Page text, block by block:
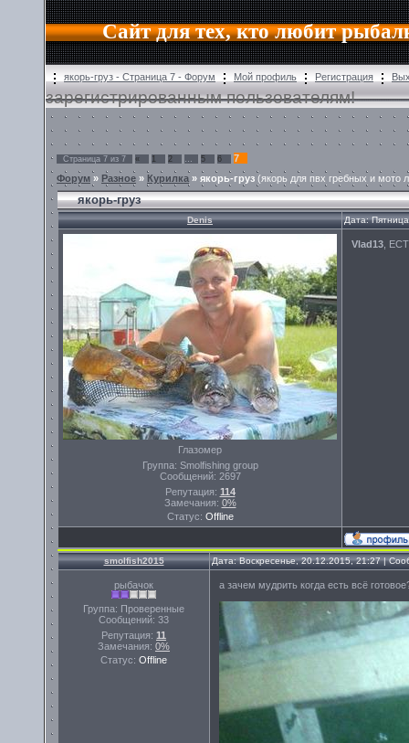
Сайт для тех, кто любит
якорь-груз - Страница 7 - Форум Мой профиль Регистрация
зарегистрированным пользователям!
Страница 7 из 7 « 1 2 … 5 6
7
Форум » Разное » Курилка » якорь-груз (якорь для пвх гребных и мото
якорь-груз
Denis Дата:
Глазомер
Группа: Smolfishing group
Сообщений: 2697
Репутация: 114
Замечания: 0%
Статус: Offline
Vlad13 ,
smolfish2015 Дата: Воскресенье, 20.12.2015, 21:27 |
рыбачок
Группа: Проверенные
Сообщений: 33
Репутация: 11
Замечания: 0%
Статус: Offline
а зачем